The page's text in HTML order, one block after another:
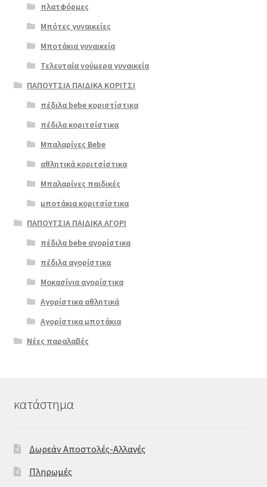
πλατφόρμες
Μπότες γυναικείες
Μποτάκια γυναικεία
Τελευταία νούμερα γυναικεία
ΠΑΠΟΥΤΣΙΑ ΠΑΙΔΙΚΑ ΚΟΡΙΤΣΙ
πέδιλα bebe κοριστίστικα
πέδιλα κοριτσίστικα
Μπαλαρίνες Bebe
αθλητικά κοριτσίστικα
Μπαλαρίνες παιδικές
μποτάκια κοριτσίστικα
ΠΑΠΟΥΤΣΙΑ ΠΑΙΔΙΚΑ ΑΓΟΡΙ
πέδιλα bebe αγορίστικα
πέδιλα αγορίστικα
Μοκασίνια αγορίστικα
Αγορίστικα αθλητικά
Αγορίστικα μποτάκια
Νέες παραλαβές
κατάστημα
Δωρεάν Αποστολές-Αλλαγές
Πληρωμές